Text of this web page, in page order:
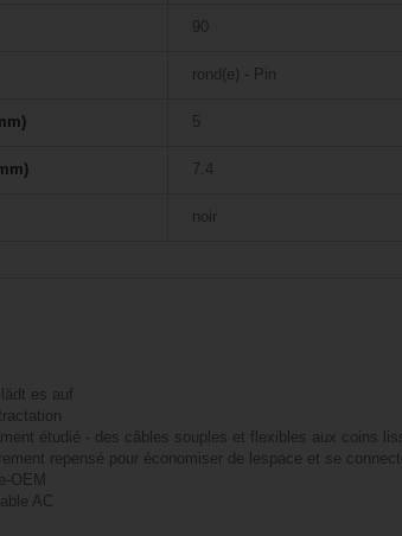
90
rond(e) - Pin
5
7.4
noir
es auf
étudié - des câbles souples et flexibles aux coins
repensé pour économiser de lespace et se
OEM
AC